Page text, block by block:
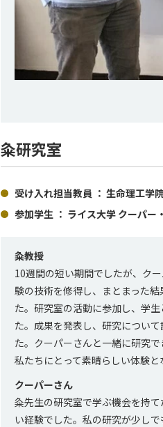
粂研究室
受け入れ担当教員 ： 生命理工学
参加学生 ： ライス大学 クーパー
粂教授
10週間の短い期間でしたが、ク
験の技術を修得し、まとまった結
た。研究室の活動に参加し、学生
た。成果を発表し、研究について
た。クーパーさんと一緒に研究で
私たちにとって素晴らしい体験と
クーパーさん
粂先生の研究室で学ぶ機会を持
い経験でした。私の研究が少し